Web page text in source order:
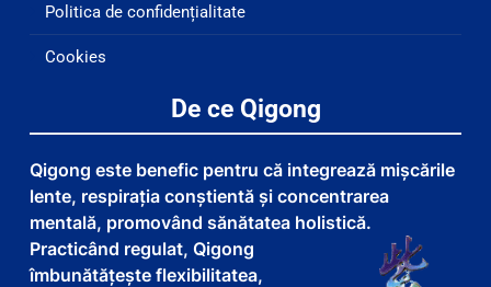
Politica de confidențialitate
Cookies
De ce Qigong
Qigong este benefic pentru că integrează mișcările
lente, respirația conștientă și concentrarea
mentală, promovând sănătatea holistică.
Practicând regulat, Qigong
îmbunătățește flexibilitatea,